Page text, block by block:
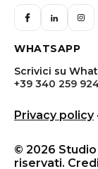
WHATSAPP
Scrivici su
+39 340 259
Privacy policy ·
© 2026
riservati.